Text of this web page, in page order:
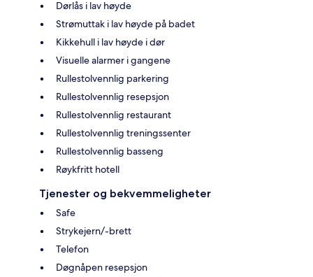
Dørlås i lav høyde
Strømuttak i lav høyde på badet
Kikkehull i lav høyde i dør
Visuelle alarmer i gangene
Rullestolvennlig parkering
Rullestolvennlig resepsjon
Rullestolvennlig restaurant
Rullestolvennlig treningssenter
Rullestolvennlig basseng
Røykfritt hotell
Tjenester og bekvemmeligheter
Safe
Strykejern/-brett
Telefon
Døgnåpen resepsjon